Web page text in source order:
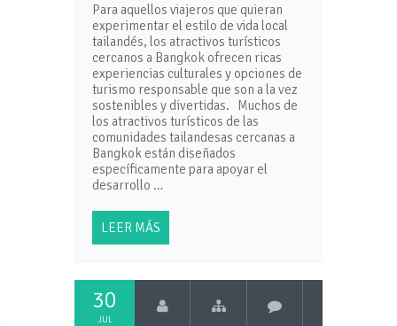
Para aquellos viajeros que quieran
experimentar el estilo de vida local
tailandés, los atractivos turísticos
cercanos a Bangkok ofrecen ricas
experiencias culturales y opciones de
turismo responsable que son a la vez
sostenibles y divertidas. Muchos de
los atractivos turísticos de las
comunidades tailandesas cercanas a
Bangkok están diseñados
específicamente para apoyar el
desarrollo …
LEER MÁS
30
JUL